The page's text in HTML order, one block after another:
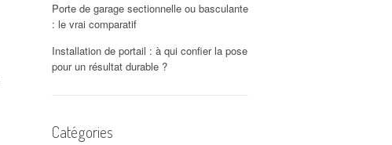
Porte de garage sectionnelle ou basculante
: le vrai comparatif
Installation de portail : à qui confier la pose
pour un résultat durable ?
Catégories